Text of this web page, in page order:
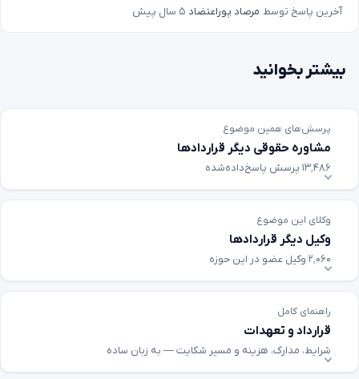
آخرین پاسخ توسط مرصاد پوراعتضاد ۵ سال پیش
بیشتر بخوانید
پرسش‌های همین موضوع
مشاوره حقوقی دیگر قراردادها
۱۳٬۴۸۶ پرسش پاسخ‌داده‌شده
وکلای این موضوع
وکیل دیگر قراردادها
۲٬۰۶۰ وکیل عضو در این حوزه
راهنمای کامل
قرارداد و تعهدات
شرایط، مدارک، هزینه و مسیر شکایت — به زبان ساده